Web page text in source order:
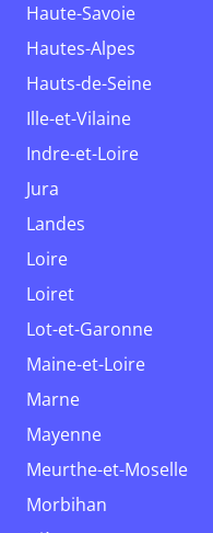
Haute-Savoie
Hautes-Alpes
Hauts-de-Seine
Ille-et-Vilaine
Indre-et-Loire
Jura
Landes
Loire
Loiret
Lot-et-Garonne
Maine-et-Loire
Marne
Mayenne
Meurthe-et-Moselle
Morbihan